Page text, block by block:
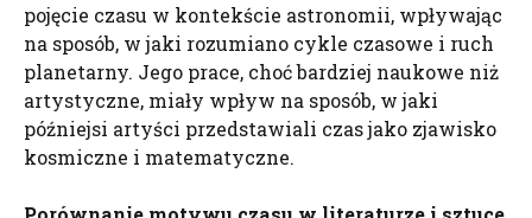
pojęcie czasu w kontekście astronomii, wpływając
na sposób, w jaki rozumiano cykle czasowe i ruch
planetarny. Jego prace, choć bardziej naukowe niż
artystyczne, miały wpływ na sposób, w jaki
późniejsi artyści przedstawiali czas jako zjawisko
kosmiczne i matematyczne.